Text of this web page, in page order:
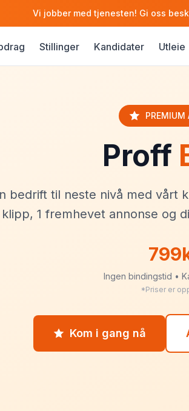
Vi jobber med tjenesten! Gi oss
Stillinger Kandidater Utleie
PREMIUM
Proff
bedrift til neste nivå med vårt
klipp, 1 fremhevet annonse og
Ingen bindingstid •
*Priser er
Kom i gang nå